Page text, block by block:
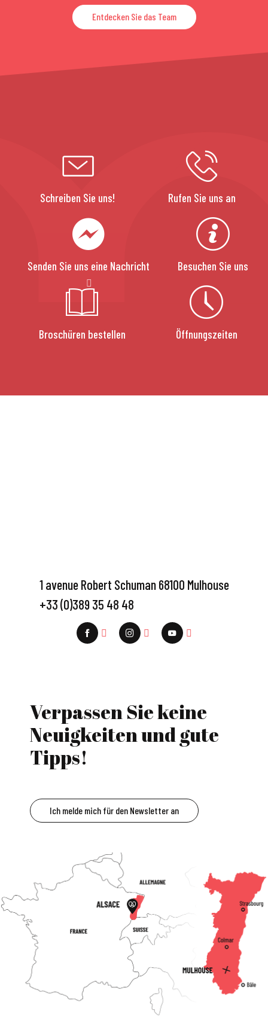
Entdecken Sie das Team
Schreiben Sie uns! Rufen Sie uns an
Senden Sie uns eine Nachricht Besuchen Sie uns
Broschüren bestellen Öffnungszeiten
1 avenue Robert Schuman 68100 Mulhouse
+33 (0)389 35 48 48
Verpassen Sie keine
Neuigkeiten und gute
Tipps!
Ich melde mich für den Newsletter an